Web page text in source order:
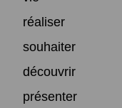
réaliser
souhaiter
découvrir
présenter